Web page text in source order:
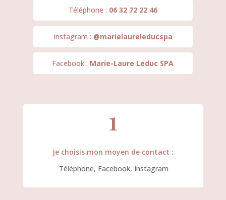
Téléphone : 06 32 72 22 46
Instagram : @marielaureleducspa
Facebook : Marie-Laure Leduc SPA
1
Je choisis mon moyen de contact :
Téléphone, Facebook, Instagram